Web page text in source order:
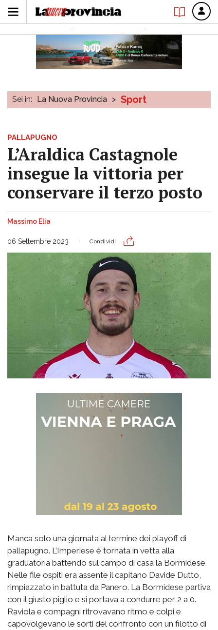
Sei in: La Nuova Provincia > Sport
PALLAPUGNO
L’Araldica Castagnole
insegue la vittoria per
conservare il terzo posto
Massimo Elia
06 Settembre 2023 Condividi
Manca solo una giornata al termine dei playoff di
pallapugno. L’Imperiese è tornata in vetta alla
graduatoria battendo sul campo di casa la Bormidese.
Nelle file ospiti era assente il capitano Davide Dutto,
rimpiazzato in battuta da Panero. La Bormidese partiva
con il giusto piglio e si portava a condurre per 2 a 0.
Raviola e compagni ritrovavano ritmo e colpi e
capovolgevano le sorti del confronto con un filotto di